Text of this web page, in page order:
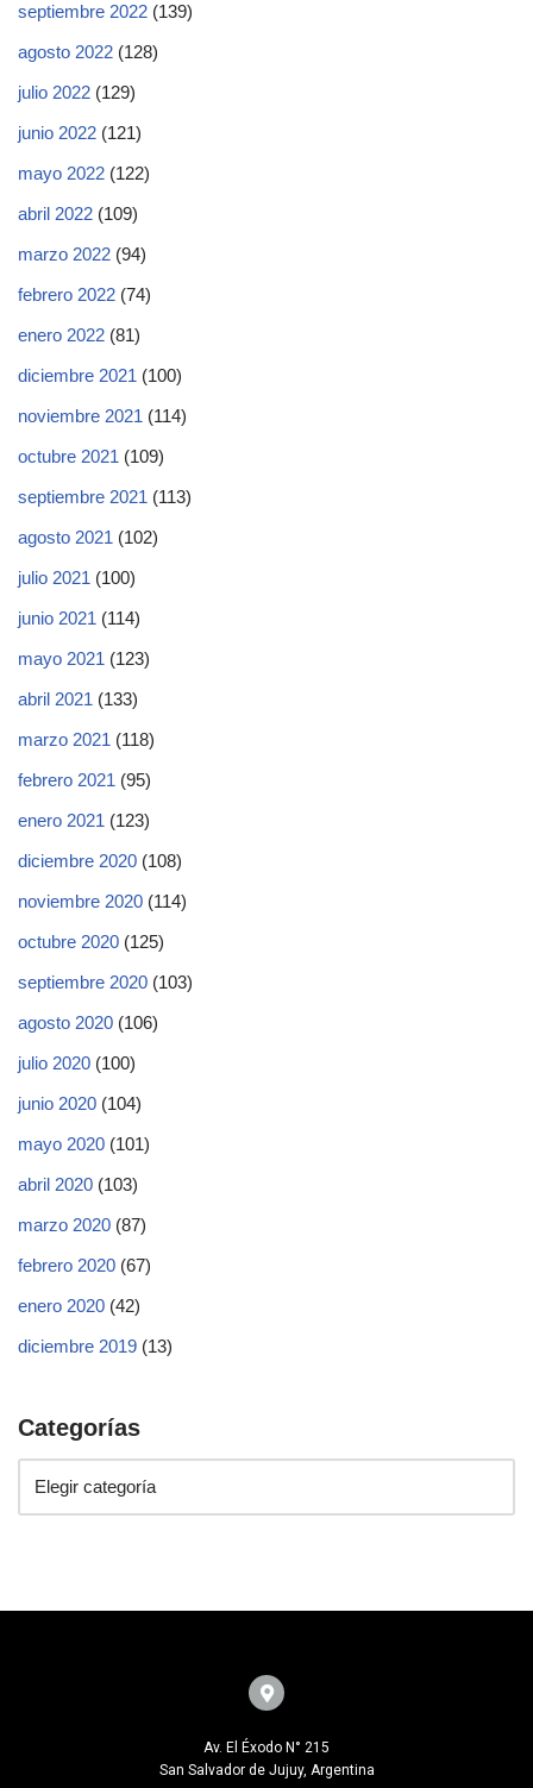
septiembre 2022 (139)
agosto 2022 (128)
julio 2022 (129)
junio 2022 (121)
mayo 2022 (122)
abril 2022 (109)
marzo 2022 (94)
febrero 2022 (74)
enero 2022 (81)
diciembre 2021 (100)
noviembre 2021 (114)
octubre 2021 (109)
septiembre 2021 (113)
agosto 2021 (102)
julio 2021 (100)
junio 2021 (114)
mayo 2021 (123)
abril 2021 (133)
marzo 2021 (118)
febrero 2021 (95)
enero 2021 (123)
diciembre 2020 (108)
noviembre 2020 (114)
octubre 2020 (125)
septiembre 2020 (103)
agosto 2020 (106)
julio 2020 (100)
junio 2020 (104)
mayo 2020 (101)
abril 2020 (103)
marzo 2020 (87)
febrero 2020 (67)
enero 2020 (42)
diciembre 2019 (13)
Categorías
Av. El Éxodo N° 215
San Salvador de Jujuy, Argentina